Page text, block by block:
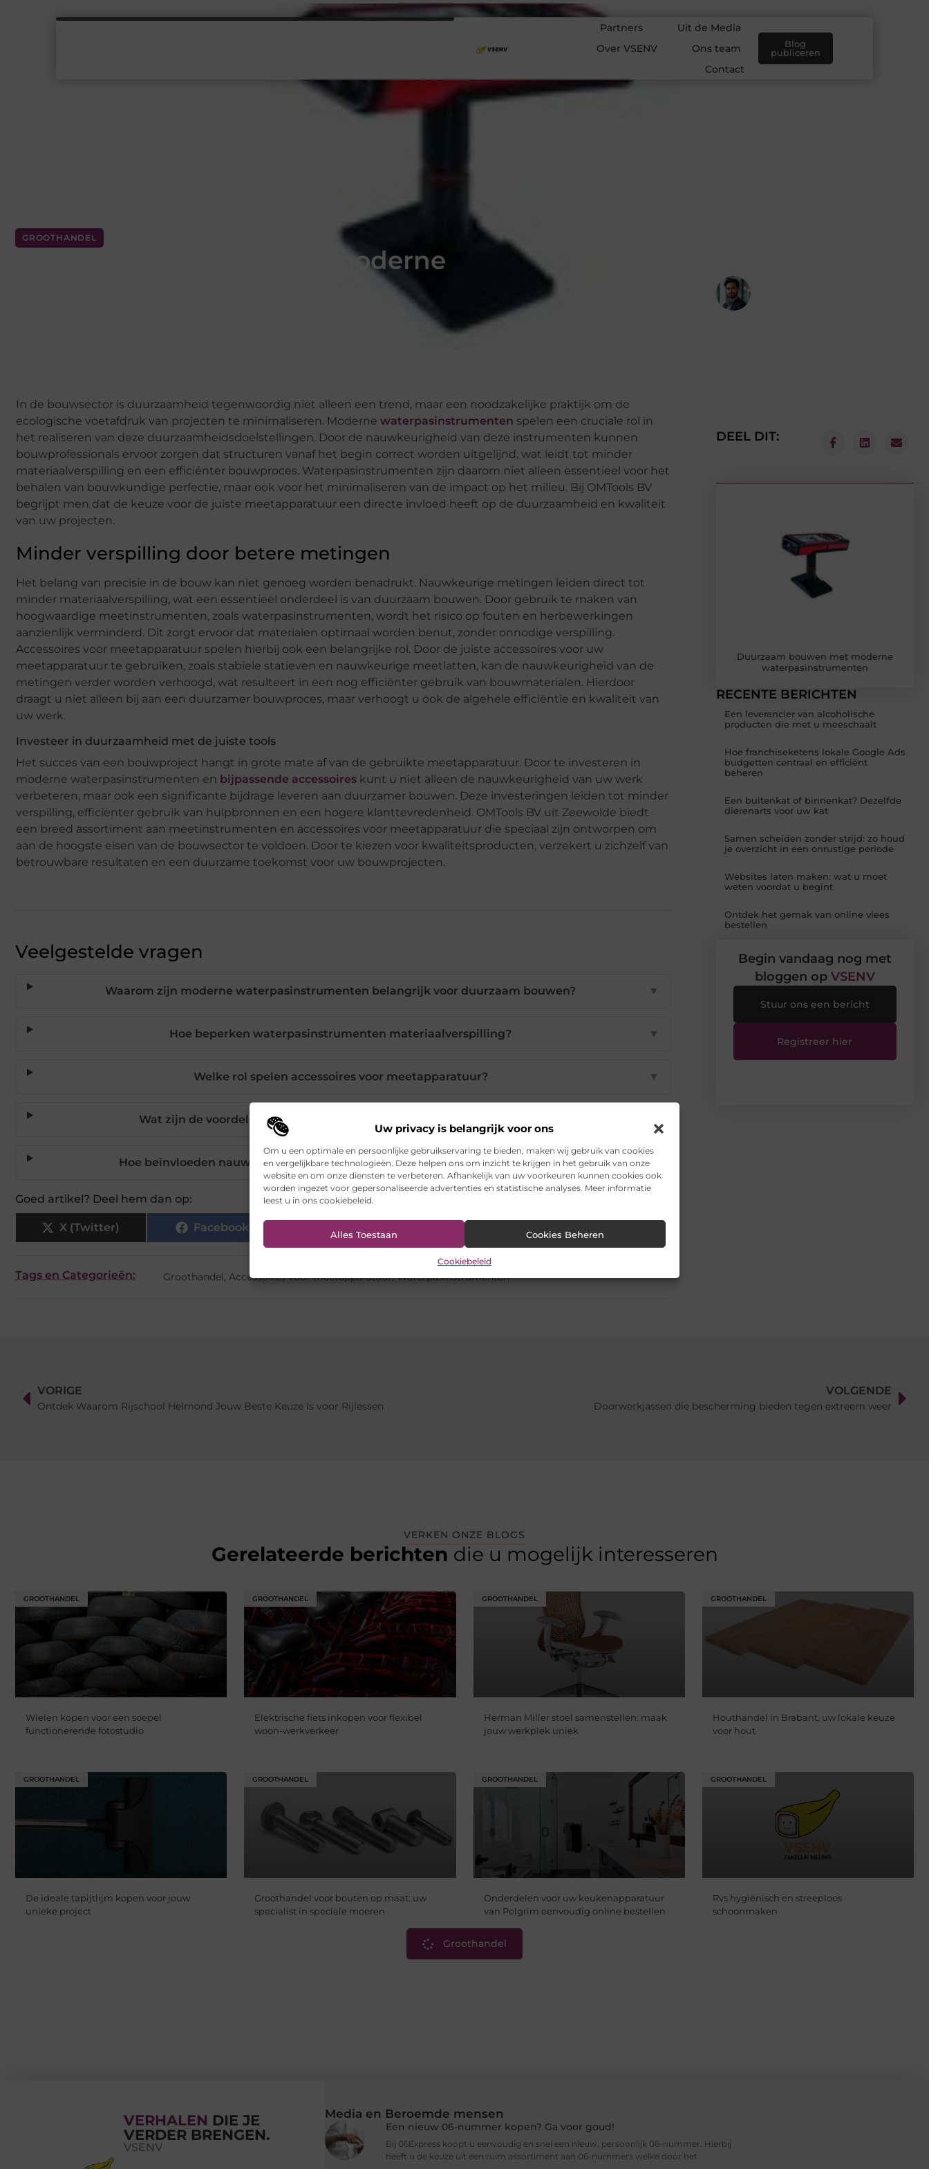
Uw privacy is belangrijk voor ons
Om u een optimale en persoonlijke gebruikservaring te bieden, maken wij gebruik van cookies
en vergelijkbare technologieën. Deze helpen ons om inzicht te krijgen in het gebruik van onze
website en om onze diensten te verbeteren. Afhankelijk van uw voorkeuren kunnen cookies ook
worden ingezet voor gepersonaliseerde advertenties en statistische analyses. Meer informatie
leest u in ons cookiebeleid.
Alles Toestaan Cookies Beheren
Cookiebeleid
Partners
Uit de Media
Over VSENV
Ons team
Contact
Blog
publiceren
GROOTHANDEL
Duurzaam bouwen met moderne
In de bouwsector is duurzaamheid tegenwoordig niet alleen een trend, maar een noodzakelijke praktijk om de
ecologische voetafdruk van projecten te minimaliseren. Moderne waterpasinstrumenten spelen een cruciale rol in
het realiseren van deze duurzaamheidsdoelstellingen. Door de nauwkeurigheid van deze instrumenten kunnen
bouwprofessionals ervoor zorgen dat structuren vanaf het begin correct worden uitgelijnd, wat leidt tot minder
materiaalverspilling en een efficiënter bouwproces. Waterpasinstrumenten zijn daarom niet alleen essentieel voor het
behalen van bouwkundige perfectie, maar ook voor het minimaliseren van de impact op het milieu. Bij OMTools BV
begrijpt men dat de keuze voor de juiste meetapparatuur een directe invloed heeft op de duurzaamheid en kwaliteit
van uw projecten.
Minder verspilling door betere metingen
Het belang van precisie in de bouw kan niet genoeg worden benadrukt. Nauwkeurige metingen leiden direct tot
minder materiaalverspilling, wat een essentieel onderdeel is van duurzaam bouwen. Door gebruik te maken van
hoogwaardige meetinstrumenten, zoals waterpasinstrumenten, wordt het risico op fouten en herbewerkingen
aanzienlijk verminderd. Dit zorgt ervoor dat materialen optimaal worden benut, zonder onnodige verspilling.
Accessoires voor meetapparatuur spelen hierbij ook een belangrijke rol. Door de juiste accessoires voor uw
meetapparatuur te gebruiken, zoals stabiele statieven en nauwkeurige meetlatten, kan de nauwkeurigheid van de
metingen verder worden verhoogd, wat resulteert in een nog efficiënter gebruik van bouwmaterialen. Hierdoor
draagt u niet alleen bij aan een duurzamer bouwproces, maar verhoogt u ook de algehele efficiëntie en kwaliteit van
uw werk.
Investeer in duurzaamheid met de juiste tools
Het succes van een bouwproject hangt in grote mate af van de gebruikte meetapparatuur. Door te investeren in
moderne waterpasinstrumenten en bijpassende accessoires kunt u niet alleen de nauwkeurigheid van uw werk
verbeteren, maar ook een significante bijdrage leveren aan duurzamer bouwen. Deze investeringen leiden tot minder
verspilling, efficiënter gebruik van hulpbronnen en een hogere klanttevredenheid. OMTools BV uit Zeewolde biedt
een breed assortiment aan meetinstrumenten en accessoires voor meetapparatuur die speciaal zijn ontworpen om
aan de hoogste eisen van de bouwsector te voldoen. Door te kiezen voor kwaliteitsproducten, verzekert u zichzelf van
betrouwbare resultaten en een duurzame toekomst voor uw bouwprojecten.
Veelgestelde vragen
Waarom zijn moderne waterpasinstrumenten belangrijk voor duurzaam bouwen? ▼
Hoe beperken waterpasinstrumenten materiaalverspilling? ▼
Welke rol spelen accessoires voor meetapparatuur? ▼
Wat zijn de voordelen van investeren in kwaliteits meetinstrumenten?
Hoe beïnvloeden nauwkeurige metingen de efficiëntie van een bouwproject? ▼
Goed artikel? Deel hem dan op:
X (Twitter) Facebook
Tags en Categorieën: Groothandel, Accessoires voor meetapparatuur,Waterpasinstrumenten
DEEL DIT:
Duurzaam bouwen met moderne
waterpasinstrumenten
RECENTE BERICHTEN
Een leverancier van alcoholische
producten die met u meeschaalt
Hoe franchiseketens lokale Google Ads
budgetten centraal en efficiënt
beheren
Een buitenkat of binnenkat? Dezelfde
dierenarts voor uw kat
Samen scheiden zonder strijd: zo houd
je overzicht in een onrustige periode
Websites laten maken: wat u moet
weten voordat u begint
Ontdek het gemak van online vlees
bestellen
Begin vandaag nog met
bloggen op VSENV
Stuur ons een bericht
Registreer hier
VORIGE
Ontdek Waarom Rijschool Helmond Jouw Beste Keuze Is voor Rijlessen
VOLGENDE
Doorwerkjassen die bescherming bieden tegen extreem weer
VERKEN ONZE BLOGS
Gerelateerde berichten die u mogelijk interesseren
GROOTHANDEL
Wielen kopen voor een soepel
functionerende fotostudio
GROOTHANDEL
Elektrische fiets inkopen voor flexibel
woon-werkverkeer
GROOTHANDEL
Herman Miller stoel samenstellen: maak
jouw werkplek uniek
GROOTHANDEL
Houthandel in Brabant, uw lokale keuze
voor hout
GROOTHANDEL
De ideale tapijtlijm kopen voor jouw
unieke project
GROOTHANDEL
Groothandel voor bouten op maat: uw
specialist in speciale moeren
GROOTHANDEL
Onderdelen voor uw keukenapparatuur
van Pelgrim eenvoudig online bestellen
GROOTHANDEL
Rvs hygiënisch en streeploos
schoonmaken
Groothandel
VERHALEN DIE JE
VERDER BRENGEN.
VSENV
Media en Beroemde mensen
Een nieuw 06-nummer kopen? Ga voor goud!
Bij 06Express koopt u eenvoudig en snel een nieuw, persoonlijk 06-nummer. Hierbij
heeft u de keuze uit een ruim assortiment aan 06-nummers welke door het